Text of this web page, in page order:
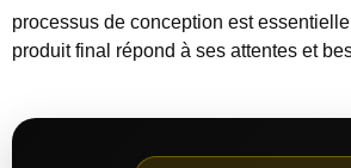
processus de conception est
produit final répond à ses attentes et